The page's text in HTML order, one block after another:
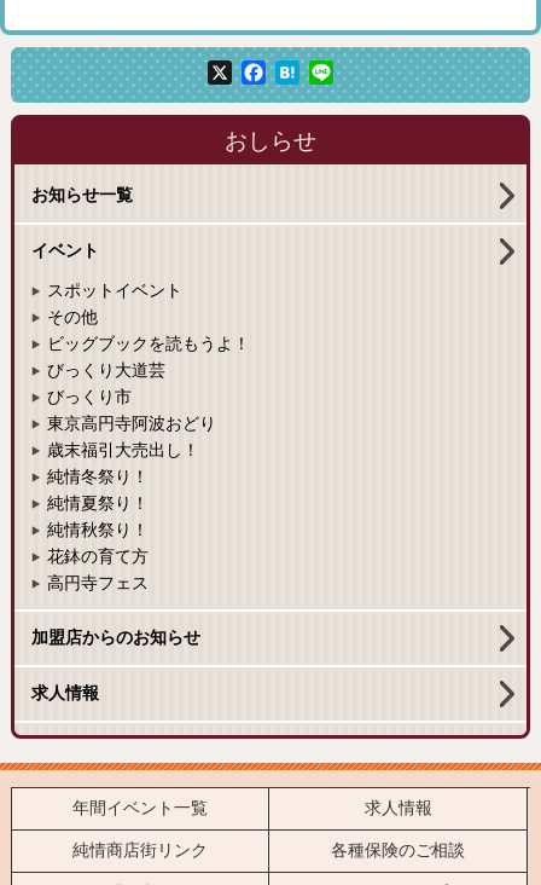
X Facebook
Hatena
Line
おしらせ
お知らせ一覧
イベント
スポットイベント
その他
ビッグブックを読もうよ！
びっくり大道芸
びっくり市
東京高円寺阿波おどり
歳末福引大売出し！
純情冬祭り！
純情夏祭り！
純情秋祭り！
花鉢の育て方
高円寺フェス
加盟店からのお知らせ
求人情報
年間イベント一覧 求人情報
純情商店街リンク 各種保険のご相談